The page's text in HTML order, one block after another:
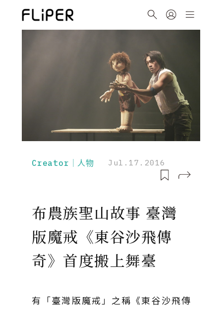
Creator｜人物 Jul.17.2016
布農族聖山故事 臺灣
版魔戒《東谷沙飛傳
奇》首度搬上舞臺
有「臺灣版魔戒」之稱《東谷沙飛傳